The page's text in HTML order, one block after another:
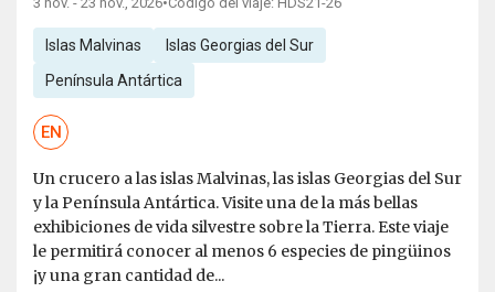
Islas Malvinas Islas Georgias del Sur
Península Antártica
EN
Un crucero a las islas Malvinas, las islas Georgias del Sur
y la Península Antártica. Visite una de la más bellas
exhibiciones de vida silvestre sobre la Tierra. Este viaje
le permitirá conocer al menos 6 especies de pingüinos
¡y una gran cantidad de...